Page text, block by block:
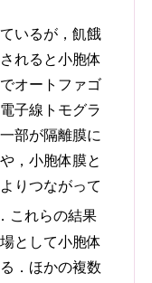
いるが，飢餓
れると小胞体
オートファゴ
子線トモグラ
部が隔離膜に
，小胞体膜と
りつながって
．これらの結果
として小胞体
．ほかの複数